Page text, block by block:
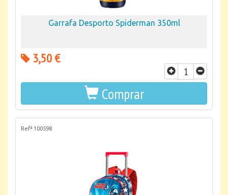
Garrafa Desporto Spiderman 350ml
3,50 €
Comprar
Refª 100598